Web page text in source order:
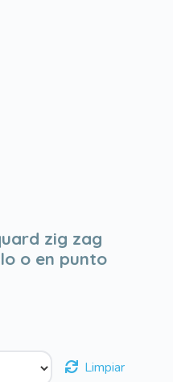
zig zag
o en punto
Limpiar